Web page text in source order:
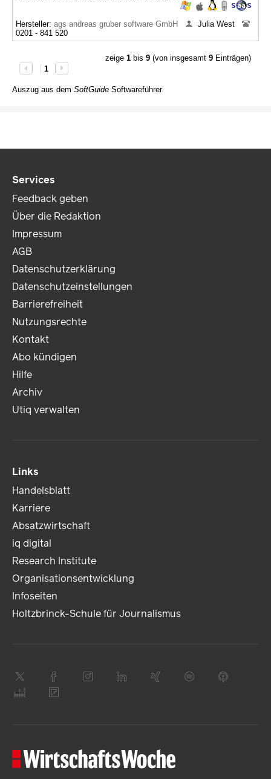
Hersteller: ags andreas gruber software GmbH
Julia West
0201 - 841 520
zeige 1bis 9(von insgesamt 9Einträgen)
1
Auszug aus dem SoftGuide Softwareführer
Services
Feedback geben
Über die Redaktion
Impressum
AGB
Datenschutzerklärung
Datenschutzeinstellungen
Barrierefreiheit
Nutzungsrechte
Kontakt
Abo kündigen
Hilfe
Archiv
Utiq verwalten
Links
Handelsblatt
Karriere
Absatzwirtschaft
iq digital
Research Institute
Organisationsentwicklung
Infoseiten
Holtzbrinck-Schule für Journalismus